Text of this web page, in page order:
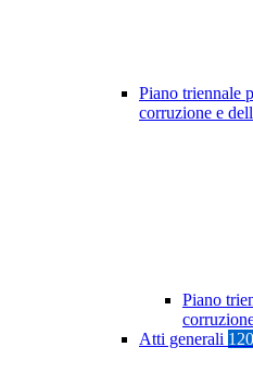
Piano triennale
corruzione e
Piano
Atti generali 120